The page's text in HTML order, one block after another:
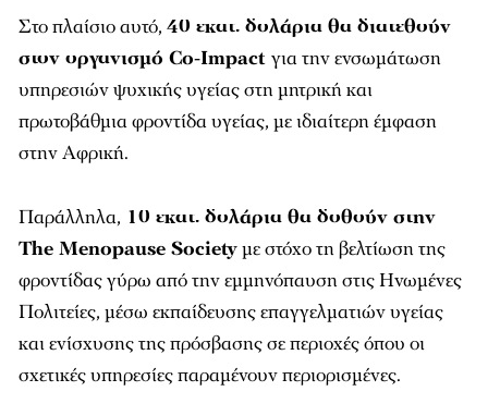
Στο πλαίσιο αυτό, 40 εκατ. δολάρια θα διατεθούν
στον οργανισμό Co-Impact για την ενσωμάτωση
υπηρεσιών ψυχικής υγείας στη μητρική και
πρωτοβάθμια φροντίδα υγείας, με ιδιαίτερη έμφαση
στην Αφρική.
Παράλληλα, 10 εκατ. δολάρια θα δοθούν στην
The Menopause Societyμε στόχο τη βελτίωση της
φροντίδας γύρω από την εμμηνόπαυση στις Ηνωμένες
Πολιτείες, μέσω εκπαίδευσης επαγγελματιών υγείας
και ενίσχυσης της πρόσβασης σε περιοχές όπου οι
σχετικές υπηρεσίες παραμένουν περιορισμένες.